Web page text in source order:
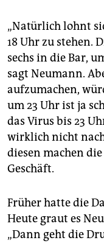
„Natürlich lohnt
18 Uhr zu stehen.
sechs in die Bar,
sagt Neumann.
aufzumachen,
um 23 Uhr ist ja
das Virus bis 23
wirklich nicht
diesen machen
Geschäft.
Früher hatte die
Heute graut es
„Dann geht die